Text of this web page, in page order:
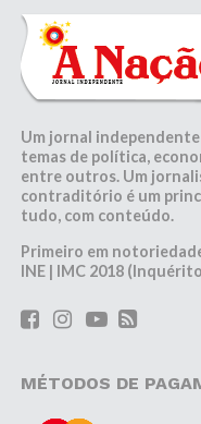
Um jornal
temas de política,
entre outros. Um
contraditório é um
tudo, com conteúdo.
Primeiro em
INE | IMC 2018
MÉTODOS DE